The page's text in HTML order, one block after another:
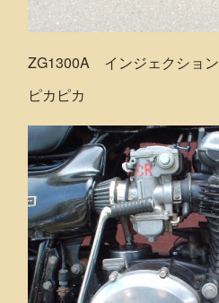
ZG1300A インジェクション
ピカピカ